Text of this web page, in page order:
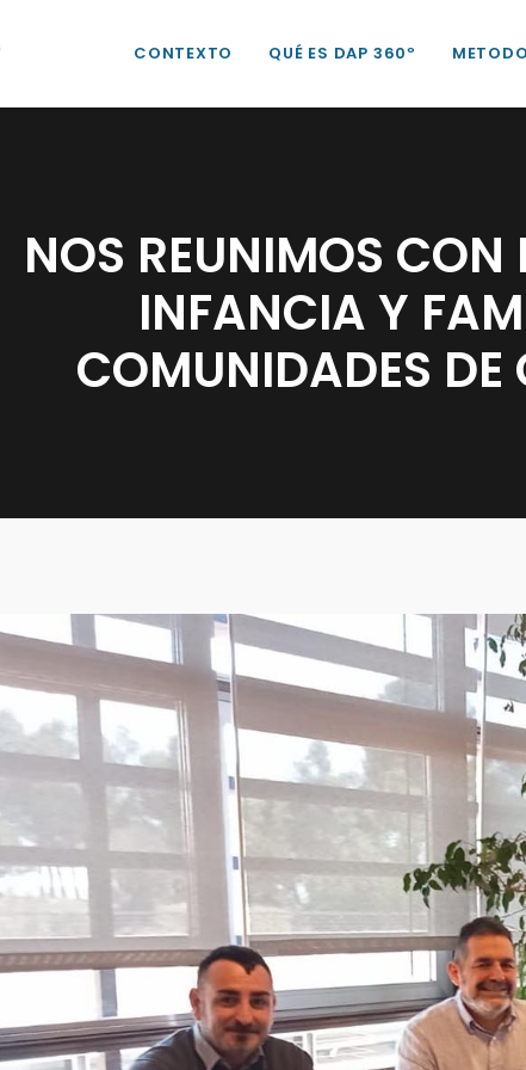
CONTEXTO QUÉ ES DAP 360º
NOS REUNIMOS CON
INFANCIA Y
COMUNIDADES